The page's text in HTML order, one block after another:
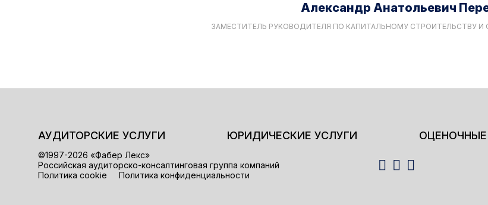
Александр Анатольевич
ЗАМЕСТИТЕЛЬ РУКОВОДИТЕЛЯ ПО КАПИТАЛЬНОМУ СТРОИТЕЛЬСТВУ
АУДИТОРСКИЕ УСЛУГИ ЮРИДИЧЕСКИЕ УСЛУГИ ОЦЕНОЧНЫЕ
©1997-2026 «Фабер Лекс»
Российская аудиторско-консалтинговая группа компаний
Политика cookie
Политика конфиденциальности